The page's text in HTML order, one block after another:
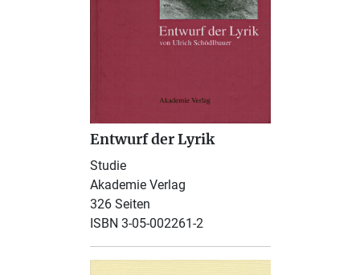
Entwurf der Lyrik
Studie
Akademie Verlag
326 Seiten
ISBN 3-05-002261-2